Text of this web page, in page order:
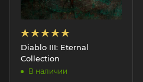
Diablo III: Eternal
Collection
В наличии